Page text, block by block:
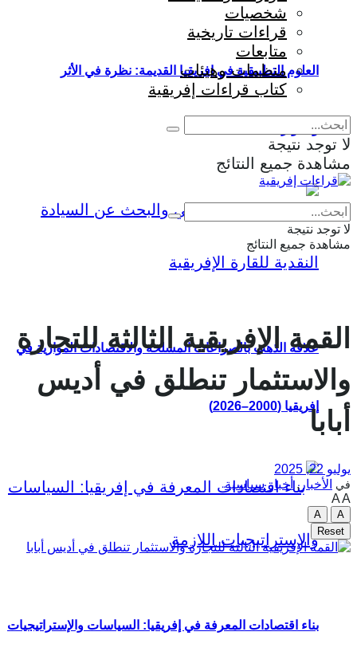
العلوم التطبيقية في إفريقيا القديمة: نظرة في الأثر
والمؤثرات
علاقة الذهب بالصراعات المسلحة والاقتصادات الموازية في
إفريقيا (2000–2026)
بناء اقتصادات المعرفة في إفريقيا: السياسات والإستراتيجيات
شخصيات
قراءات تاريخية
متابعات
منظمات وهيئات
كتاب قراءات إفريقية
لا توجد نتيجة
مشاهدة جميع النتائج
لا توجد نتيجة
مشاهدة جميع النتائج
القمة الإفريقية الثالثة للتجارة
والاستثمار تنطلق في أديس
أبابا
يوليو 22, 2025
في الأخبار ,أخبار سياسية
AA
A
A
Reset